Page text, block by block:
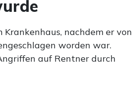
nachdem er von
worden war.
auf Rentner durch